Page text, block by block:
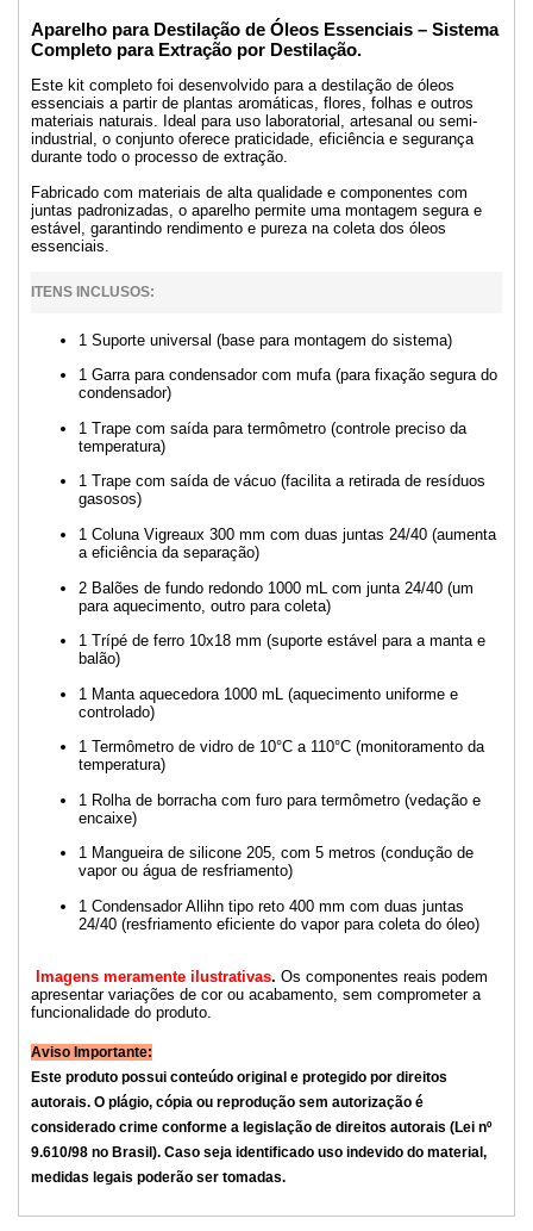
Aparelho para Destilação de Óleos Essenciais – Sistema
Completo para Extração por Destilação.
Este kit completo foi desenvolvido para a destilação de óleos
essenciais a partir de plantas aromáticas, flores, folhas e outros
materiais naturais. Ideal para uso laboratorial, artesanal ou semi-
industrial, o conjunto oferece praticidade, eficiência e segurança
durante todo o processo de extração.
Fabricado com materiais de alta qualidade e componentes com
juntas padronizadas, o aparelho permite uma montagem segura e
estável, garantindo rendimento e pureza na coleta dos óleos
essenciais.
ITENS INCLUSOS:
1 Suporte universal (base para montagem do sistema)
1 Garra para condensador com mufa (para fixação segura do
condensador)
1 Trape com saída para termômetro (controle preciso da
temperatura)
1 Trape com saída de vácuo (facilita a retirada de resíduos
gasosos)
1 Coluna Vigreaux 300 mm com duas juntas 24/40 (aumenta
a eficiência da separação)
2 Balões de fundo redondo 1000 mL com junta 24/40 (um
para aquecimento, outro para coleta)
1 Trípé de ferro 10x18 mm (suporte estável para a manta e
balão)
1 Manta aquecedora 1000 mL (aquecimento uniforme e
controlado)
1 Termômetro de vidro de 10°C a 110°C (monitoramento da
temperatura)
1 Rolha de borracha com furo para termômetro (vedação e
encaixe)
1 Mangueira de silicone 205, com 5 metros (condução de
vapor ou água de resfriamento)
1 Condensador Allihn tipo reto 400 mm com duas juntas
24/40 (resfriamento eficiente do vapor para coleta do óleo)
Imagens meramente ilustrativas. Os componentes reais podem
apresentar variações de cor ou acabamento, sem comprometer a
funcionalidade do produto.
Aviso Importante:
Este produto possui conteúdo original e protegido por direitos
autorais. O plágio, cópia ou reprodução sem autorização é
considerado crime conforme a legislação de direitos autorais (Lei nº
9.610/98 no Brasil). Caso seja identificado uso indevido do material,
medidas legais poderão ser tomadas.